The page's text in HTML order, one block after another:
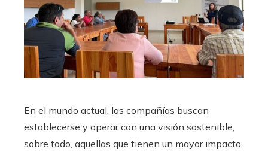
En el mundo actual, las compañías buscan
establecerse y operar con una visión sostenible,
sobre todo, aquellas que tienen un mayor impacto